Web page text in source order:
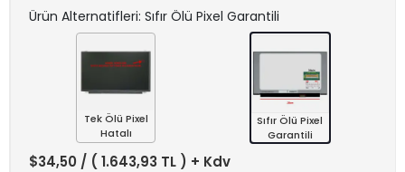
Ürün Alternatifleri: Sıfır Ölü Pixel Garantili
Tek Ölü Pixel
Hatalı
Sıfır Ölü Pixel
Garantili
$34,50 / ( 1.643,93 TL ) + Kdv